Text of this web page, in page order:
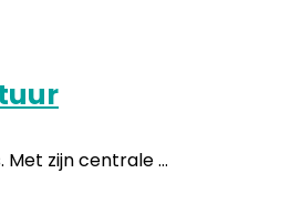
zijn centrale ...